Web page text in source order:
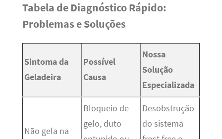
Tabela de Diagnóstico Rápido:
Problemas e Soluções
Sintoma da
Geladeira
Possível
Causa
Nossa
Solução
Especializada
Não gela na
Bloqueio de
gelo, duto
Desobstrução
do sistema